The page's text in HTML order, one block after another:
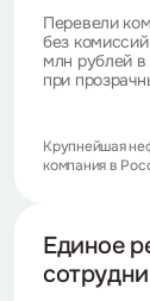
Перевели
без
млн рублей в
при
Крупнейшая
компания в
Единое